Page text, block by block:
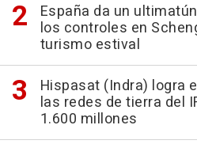
España da un
los controles en
turismo estival
Hispasat (Indra) logra
las redes de tierra del
1.600 millones